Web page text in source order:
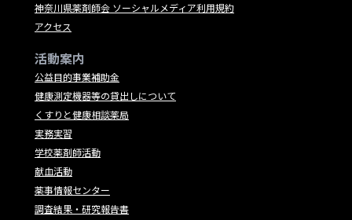
神奈川県薬剤師会 ソーシャルメディア利用規約
アクセス
活動案内
公益目的事業補助金
健康測定機器等の貸出しについて
くすりと健康相談薬局
実務実習
学校薬剤師活動
献血活動
薬事情報センター
調査結果・研究報告書